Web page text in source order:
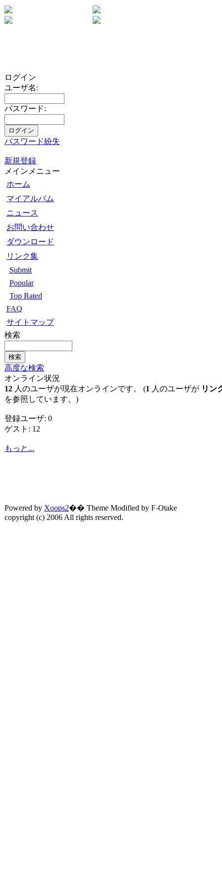
ログイン
ユーザ名:
パスワード:
パスワード紛失
新規登録
メインメニュー
ホーム
マイアルバム
ニュース
お問い合わせ
ダウンロード
リンク集
Submit
Popular
Top Rated
FAQ
サイトマップ
検索
高度な検索
オンライン状況
12 人のユーザが現在オンラインです。 (1 人のユーザが リン
を参照しています。)
登録ユーザ: 0
ゲスト: 12
もっと...
Powered by Xoops2�� Theme Modified by F-Otake
copyright (c) 2006 All rights reserved.